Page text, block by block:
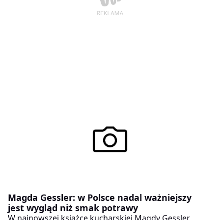
Magda Gessler: w Polsce nadal ważniejszy
jest wygląd niż smak potrawy